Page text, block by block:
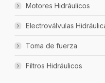
Motores Hidráulicos
Electroválvulas
Toma de fuerza
Filtros Hidráulicos